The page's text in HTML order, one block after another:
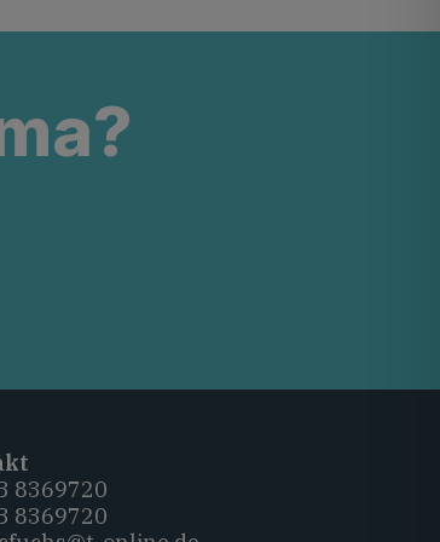
8369720‬
8369720‬